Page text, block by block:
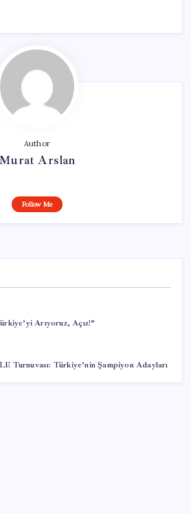
Author
Murat Arslan
Follow Me
Arıyoruz, Açız!”
Turnuvası: Türkiye’nin Şampiyon Adayları